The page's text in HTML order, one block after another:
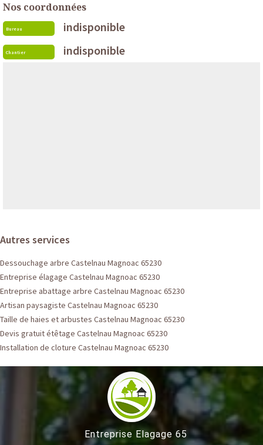
Nos coordonnées
Bureau indisponible
Chantier indisponible
Autres services
Dessouchage arbre Castelnau Magnoac 65230
Entreprise élagage Castelnau Magnoac 65230
Entreprise abattage arbre Castelnau Magnoac 65230
Artisan paysagiste Castelnau Magnoac 65230
Taille de haies et arbustes Castelnau Magnoac 65230
Devis gratuit étêtage Castelnau Magnoac 65230
Installation de cloture Castelnau Magnoac 65230
Entreprise Elagage 65